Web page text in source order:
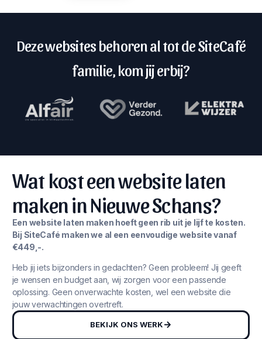
Deze websites behoren al tot de SiteCafé
familie, kom jij erbij?
Wat kost een website laten
maken in Nieuwe Schans?
Een website laten maken hoeft geen rib uit je lijf te kosten.
Bij SiteCafé maken we al een eenvoudige website vanaf
€449,-.
Heb jij iets bijzonders in gedachten? Geen probleem! Jij geeft
je wensen en budget aan, wij zorgen voor een passende
oplossing. Geen onverwachte kosten, wel een website die
jouw verwachtingen overtreft.
BEKIJK ONS WERK